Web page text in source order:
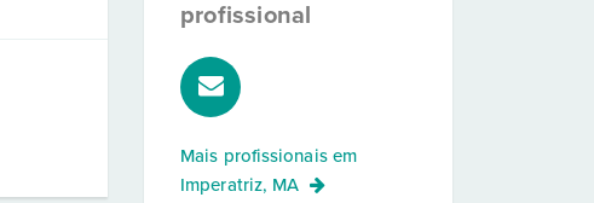
profissional
Mais profissionais em
Imperatriz, MA